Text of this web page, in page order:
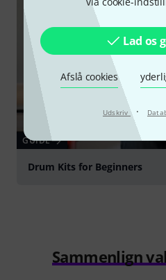
Lad os
Afslå cookies
Udskriv ·
GUIDE
Drum Kits for Beginners
Sammenlign